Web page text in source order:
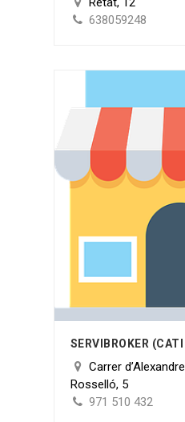
638059248
Carrer d’Alexandre
Rosselló, 5
971 510 432